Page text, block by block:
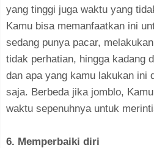
yang tinggi juga waktu yang
Kamu bisa memanfaatkan ini
sedang punya pacar,
tidak perhatian, hingga kadang
dan apa yang kamu lakukan ini
saja. Berbeda jika jomblo,
waktu sepenuhnya untuk
6. Memperbaiki diri